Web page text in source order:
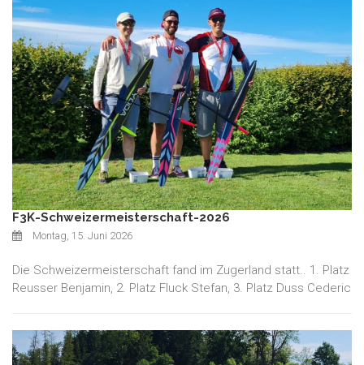
F3K-Schweizermeisterschaft-2026
Montag, 15. Juni 2026
Die Schweizermeisterschaft fand im Zugerland statt.. 1. Platz
Reusser Benjamin, 2. Platz Fluck Stefan, 3. Platz Duss Cederic